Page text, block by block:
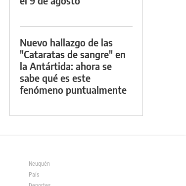
Nuevo hallazgo de las
"Cataratas de sangre" en
la Antártida: ahora se
sabe qué es este
fenómeno puntualmente
Neuquén
País